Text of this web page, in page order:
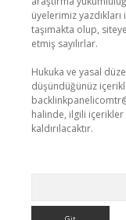
üyelerimiz
taşımakta olup,
etmiş sayılırlar.
Hukuka ve yasal
düşündüğünüz
halinde, ilgili
kaldırılacaktır.